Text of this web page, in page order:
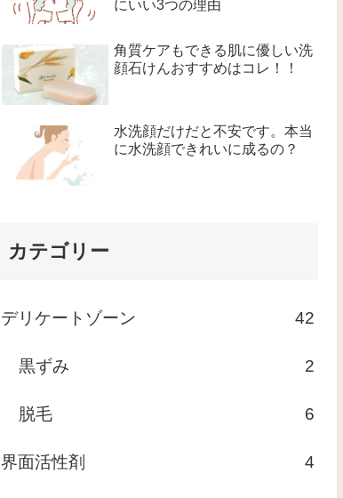
にいい3つの理由
角質ケアもできる肌に優しい洗
顔石けんおすすめはコレ！！
水洗顔だけだと不安です。本当
に水洗顔できれいに成るの？
カテゴリー
デリケートゾーン 42
黒ずみ 2
脱毛 6
界面活性剤 4